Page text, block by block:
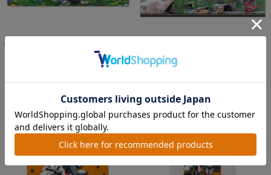
終末ツーリング キャラクターラバーマ
価格：3,300円(税込)
価格：3,300円(税込)